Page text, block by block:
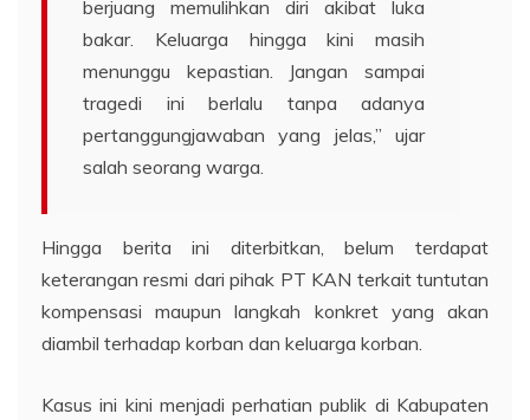
berjuang memulihkan diri akibat luka
bakar. Keluarga hingga kini masih
menunggu kepastian. Jangan sampai
tragedi ini berlalu tanpa adanya
pertanggungjawaban yang jelas,” ujar
salah seorang warga.
Hingga berita ini diterbitkan, belum terdapat
keterangan resmi dari pihak PT KAN terkait tuntutan
kompensasi maupun langkah konkret yang akan
diambil terhadap korban dan keluarga korban.
Kasus ini kini menjadi perhatian publik di Kabupaten